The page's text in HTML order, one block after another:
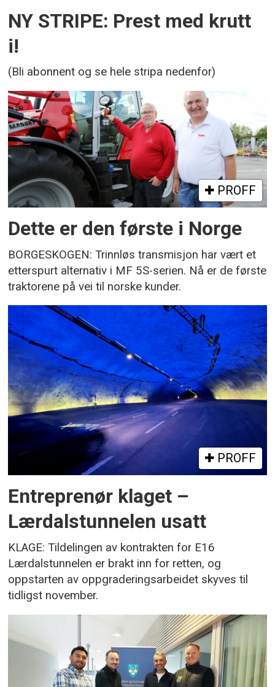
NY STRIPE: Prest med krutt
i!
(Bli abonnent og se hele stripa nedenfor)
PROFF
Dette er den første i Norge
BORGESKOGEN: Trinnløs transmisjon har vært et
etterspurt alternativ i MF 5S-serien. Nå er de første
traktorene på vei til norske kunder.
PROFF
Entreprenør klaget –
Lærdalstunnelen usatt
KLAGE: Tildelingen av kontrakten for E16
Lærdalstunnelen er brakt inn for retten, og
oppstarten av oppgraderingsarbeidet skyves til
tidligst november.